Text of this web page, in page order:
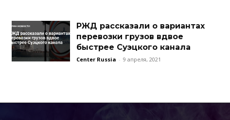
РЖД рассказали о вариантах
перевозки грузов вдвое
быстрее Суэцкого канала
Center Russia - 9 апреля, 2021